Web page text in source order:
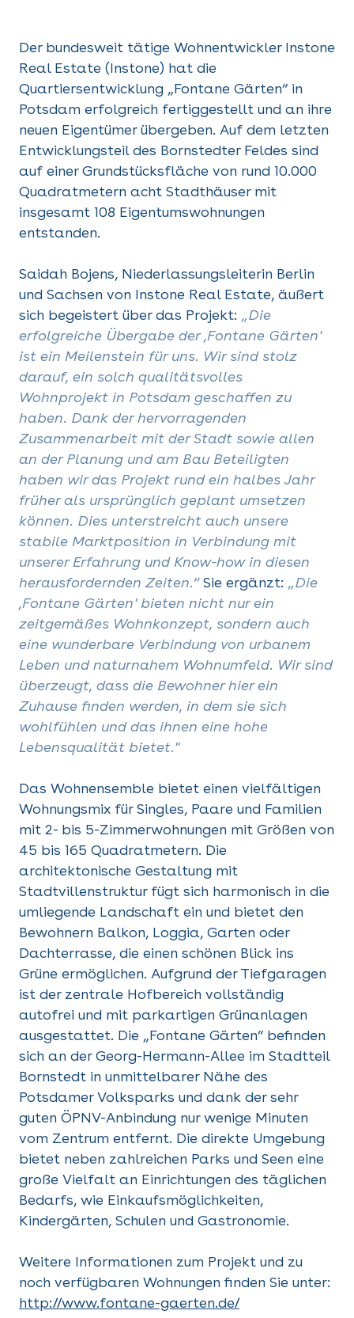
Der bundesweit tätige Wohnentwickler Instone
Real Estate (Instone) hat die
Quartiersentwicklung „Fontane Gärten“ in
Potsdam erfolgreich fertiggestellt und an ihre
neuen Eigentümer übergeben. Auf dem letzten
Entwicklungsteil des Bornstedter Feldes sind
auf einer Grundstücksfläche von rund 10.000
Quadratmetern acht Stadthäuser mit
insgesamt 108 Eigentumswohnungen
entstanden.
Saidah Bojens, Niederlassungsleiterin Berlin
und Sachsen von Instone Real Estate, äußert
sich begeistert über das Projekt: „Die
erfolgreiche Übergabe der ‚Fontane Gärten'
ist ein Meilenstein für uns. Wir sind stolz
darauf, ein solch qualitätsvolles
Wohnprojekt in Potsdam geschaffen zu
haben. Dank der hervorragenden
Zusammenarbeit mit der Stadt sowie allen
an der Planung und am Bau Beteiligten
haben wir das Projekt rund ein halbes Jahr
früher als ursprünglich geplant umsetzen
können. Dies unterstreicht auch unsere
stabile Marktposition in Verbindung mit
unserer Erfahrung und Know-how in diesen
herausfordernden Zeiten.“Sie ergänzt: „Die
‚Fontane Gärten' bieten nicht nur ein
zeitgemäßes Wohnkonzept, sondern auch
eine wunderbare Verbindung von urbanem
Leben und naturnahem Wohnumfeld. Wir sind
überzeugt, dass die Bewohner hier ein
Zuhause finden werden, in dem sie sich
wohlfühlen und das ihnen eine hohe
Lebensqualität bietet."
Das Wohnensemble bietet einen vielfältigen
Wohnungsmix für Singles, Paare und Familien
mit 2- bis 5-Zimmerwohnungen mit Größen von
45 bis 165 Quadratmetern. Die
architektonische Gestaltung mit
Stadtvillenstruktur fügt sich harmonisch in die
umliegende Landschaft ein und bietet den
Bewohnern Balkon, Loggia, Garten oder
Dachterrasse, die einen schönen Blick ins
Grüne ermöglichen. Aufgrund der Tiefgaragen
ist der zentrale Hofbereich vollständig
autofrei und mit parkartigen Grünanlagen
ausgestattet. Die „Fontane Gärten“ befinden
sich an der Georg-Hermann-Allee im Stadtteil
Bornstedt in unmittelbarer Nähe des
Potsdamer Volksparks und dank der sehr
guten ÖPNV-Anbindung nur wenige Minuten
vom Zentrum entfernt. Die direkte Umgebung
bietet neben zahlreichen Parks und Seen eine
große Vielfalt an Einrichtungen des täglichen
Bedarfs, wie Einkaufsmöglichkeiten,
Kindergärten, Schulen und Gastronomie.
Weitere Informationen zum Projekt und zu
noch verfügbaren Wohnungen finden Sie unter:
http://www.fontane-gaerten.de/